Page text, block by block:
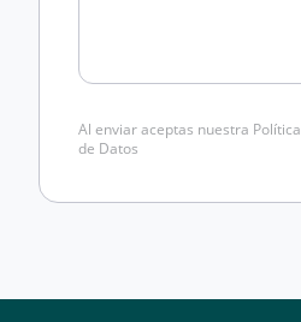
Al enviar aceptas nuestra Política
de Datos